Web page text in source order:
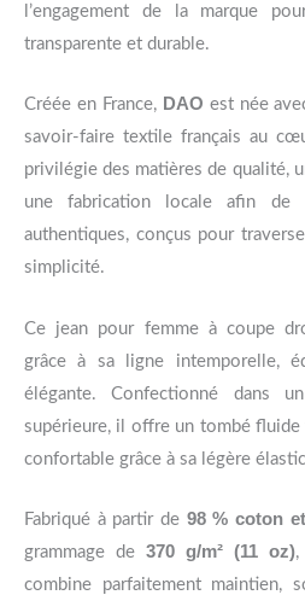
l’engagement de la marque
transparente et durable.
Créée en France, DAO est née
savoir-faire textile français au
privilégie des matières de qualité,
une fabrication locale afin de
authentiques, conçus pour
simplicité.
Ce jean pour femme à coupe
grâce à sa ligne intemporelle,
élégante. Confectionné dans
supérieure, il offre un tombé
confortable grâce à sa légère
Fabriqué à partir de 98 % coton
grammage de 370 g/m² (11 oz),
combine parfaitement maintien,